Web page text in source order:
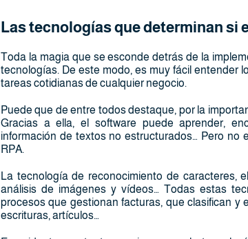
Las tecnologías que determinan si
Toda la magia que se esconde detrás de la
tecnologías. De este modo, es muy fácil entender
tareas cotidianas de cualquier negocio.
Puede que de entre todos destaque, por la
Gracias a ella, el software puede aprender,
información de textos no estructurados… Pero no
RPA.
La tecnología de reconocimiento de caracteres,
análisis de imágenes y vídeos… Todas estas
procesos que gestionan facturas, que clasifican
escrituras, artículos…